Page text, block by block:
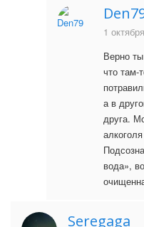
1
Верно
что там-
а в
друга.
вода»,
Seregaga